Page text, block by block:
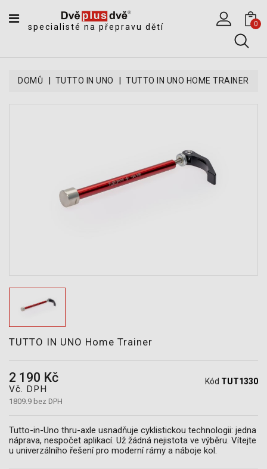
TANDEMOVÉ
specialisté na přepravu dětí 0
DOMŮ TUTTO IN UNO TUTTO IN UNO HOME TRAINER
TUTTO IN UNO Home Trainer
2 190 Kč
Vč. DPH
1809.9 bez DPH
Kód TUT1330
Tutto-in-Uno thru-axle usnadňuje cyklistickou technologii: jedna
náprava, nespočet aplikací. Už žádná nejistota ve výběru. Vítejte
u univerzálního řešení pro moderní rámy a náboje kol.